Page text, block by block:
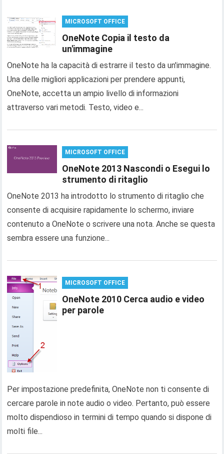
MICROSOFT OFFICE
OneNote Copia il testo da
un'immagine
OneNote ha la capacità di estrarre il testo da un'immagine.
Una delle migliori applicazioni per prendere appunti,
OneNote, accetta un ampio livello di informazioni
attraverso vari metodi. Testo, video e...
MICROSOFT OFFICE
OneNote 2013 Nascondi o Esegui lo
strumento di ritaglio
OneNote 2013 ha introdotto lo strumento di ritaglio che
consente di acquisire rapidamente lo schermo, inviare
contenuto a OneNote o scrivere una nota. Anche se questa
sembra essere una funzione...
MICROSOFT OFFICE
OneNote 2010 Cerca audio e video
per parole
Per impostazione predefinita, OneNote non ti consente di
cercare parole in note audio o video. Pertanto, può essere
molto dispendioso in termini di tempo quando si dispone di
molti file...